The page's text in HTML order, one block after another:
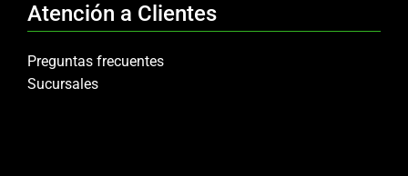
Atención a Clientes
Preguntas frecuentes
Sucursales